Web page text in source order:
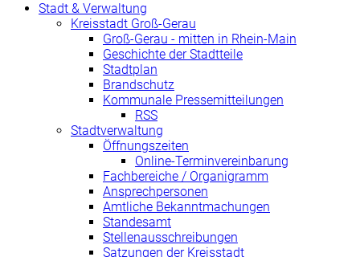
Stadt & Verwaltung
Kreisstadt Groß-Gerau
Groß-Gerau - mitten in Rhein-Main
Geschichte der Stadtteile
Stadtplan
Brandschutz
Kommunale Pressemitteilungen
RSS
Stadtverwaltung
Öffnungszeiten
Online-Terminvereinbarung
Fachbereiche / Organigramm
Ansprechpersonen
Amtliche Bekanntmachungen
Standesamt
Stellenausschreibungen
Satzungen der Kreisstadt